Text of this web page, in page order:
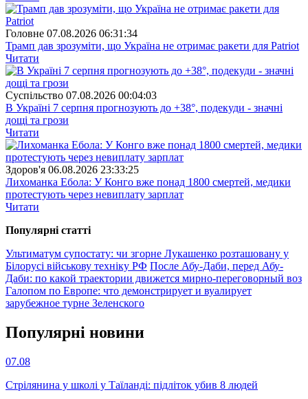
Головне 07.08.2026 06:31:34
Трамп дав зрозуміти, що Україна не отримає ракети для Patriot
Читати
Суспiльство 07.08.2026 00:04:03
В Україні 7 серпня прогнозують до +38°, подекуди - значні
дощі та грози
Читати
Здоров'я 06.08.2026 23:33:25
Лихоманка Ебола: У Конго вже понад 1800 смертей, медики
протестують через невиплату зарплат
Читати
Популярнi статтi
Ультиматум супостату: чи згорне Лукашенко розташовану у
Білорусі військову техніку РФ После Абу-Даби, перед Абу-
Даби: по какой траектории движется мирно-переговорный воз
Галопом по Европе: что демонстрирует и вуалирует
зарубежное турне Зеленского
Популярнi новини
07.08
Стрілянина у школі у Таїланді: підліток убив 8 людей